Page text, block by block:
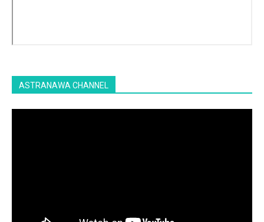
ASTRANAWA CHANNEL